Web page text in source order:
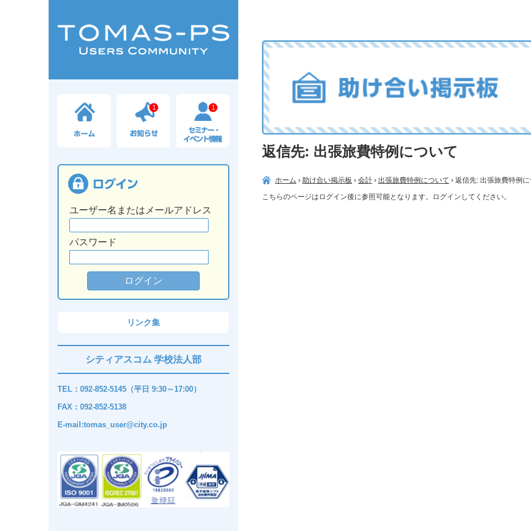
1 1
ユーザー名またはメールアドレス
パスワード
リンク集
シティアスコム 学校法人部
TEL：092-852-5145（平日 9:30～17:00）
FAX：092-852-5138
E-mail:tomas_user@city.co.jp
返信先: 出張旅費特例について
ホーム › 助け合い掲示板 › 会計 › 出張旅費特例について › 返信先: 出張旅費特例
こちらのページはログイン後に参照可能となります。ログインしてください。